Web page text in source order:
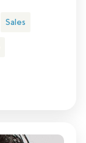
Sales